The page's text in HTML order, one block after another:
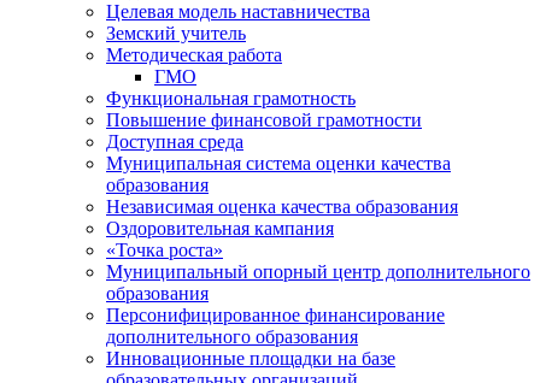
Целевая модель наставничества
Земский учитель
Методическая работа
ГМО
Функциональная грамотность
Повышение финансовой грамотности
Доступная среда
Муниципальная система оценки качества
образования
Независимая оценка качества образования
Оздоровительная кампания
«Точка роста»
Муниципальный опорный центр дополнительного
образования
Персонифицированное финансирование
дополнительного образования
Инновационные площадки на базе